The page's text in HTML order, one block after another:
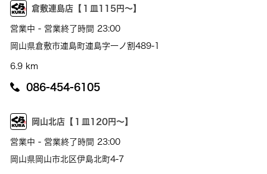
倉敷連島店【１皿115円～】
営業中 - 営業終了時間 23:00
岡山県倉敷市連島町連島字一ノ割489-1
6.9 km
086-454-6105
岡山北店【１皿120円～】
営業中 - 営業終了時間 23:00
岡山県岡山市北区伊島北町4-7